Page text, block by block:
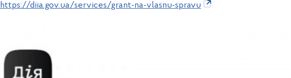
https://diia.gov.ua/services/grant-na-vlasnu-spravu